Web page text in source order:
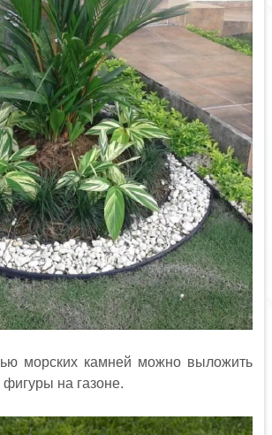
морских камней можно выложить
фигуры на газоне.